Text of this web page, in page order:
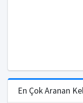
En Çok Aranan